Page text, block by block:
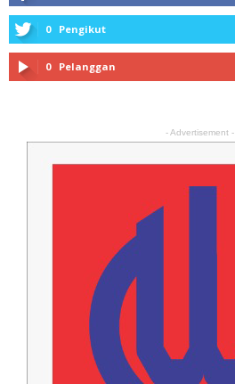
0 Pengikut
0 Pelanggan
- Advertisement -